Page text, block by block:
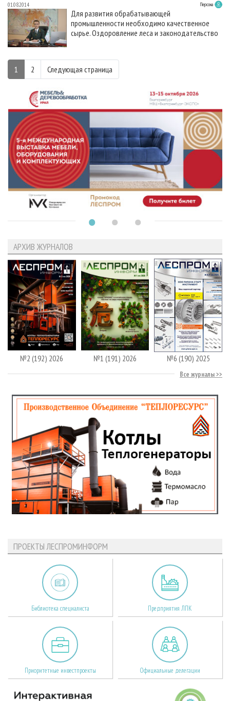
01.08.2014 Персона
Для развития обрабатывающей
промышленности необходимо качественное
сырье. Оздоровление леса и законодательство
1 2 Следующая страница
АРХИВ ЖУРНАЛОВ
№2 (192) 2026 №1 (191) 2026 №6 (190) 2025
Все журналы
ПРОЕКТЫ ЛЕСПРОМИНФОРМ
Библиотека специалиста Предприятия ЛПК
Приоритетные инвестпроекты Официальные делегации